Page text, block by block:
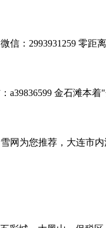
信：2993931259 零
a39836599 金石滩本
网为您推荐，大连市